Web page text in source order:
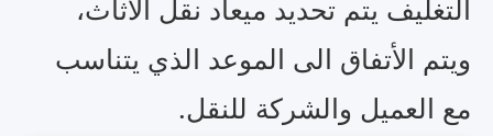
التغليف يتم تحديد ميعاد نقل الاثاث،
ويتم الأتفاق الى الموعد الذي يتناسب
مع العميل والشركة للنقل.